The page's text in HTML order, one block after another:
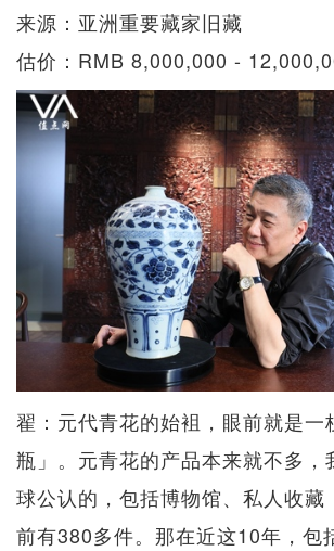
来源：亚洲重要藏家旧藏
估价：RMB 8,000,000 -
翟：元代青花的始袓，眼前就是一
瓶」。元青花的产品本来就不多，
球公认的，包括博物馆、私人收藏
前有380多件。那在近这10年，包